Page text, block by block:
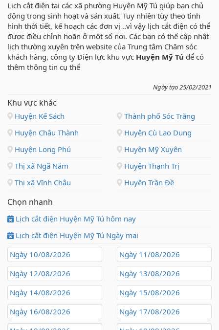
Lịch cắt điện tại các xã phường Huyện Mỹ Tú giúp bạn chủ
động trong sinh hoạt và sản xuất. Tuy nhiên tùy theo tình
hình thời tiết, kế hoạch các đơn vị ..vì vậy lịch cắt điện có thể
được điều chỉnh hoãn ở một số nơi. Các bạn có thể cập nhật
lịch thường xuyên trên website của Trung tâm Chăm sóc
khách hàng, công ty Điện lực khu vực Huyện Mỹ Tú để có
thêm thông tin cụ thể
Ngày tạo 25/02/2021
Khu vực khác
Huyện Kế Sách
Thành phố Sóc Trăng
Huyện Châu Thành
Huyện Cù Lao Dung
Huyện Long Phú
Huyện Mỹ Xuyên
Thị xã Ngã Năm
Huyện Thạnh Trị
Thị xã Vĩnh Châu
Huyện Trần Đề
Chọn nhanh
Lịch cắt điện Huyện Mỹ Tú hôm nay
Lịch cắt điện Huyện Mỹ Tú Ngày mai
Ngày 10/08/2026
Ngày 11/08/2026
Ngày 12/08/2026
Ngày 13/08/2026
Ngày 14/08/2026
Ngày 15/08/2026
Ngày 16/08/2026
Ngày 17/08/2026